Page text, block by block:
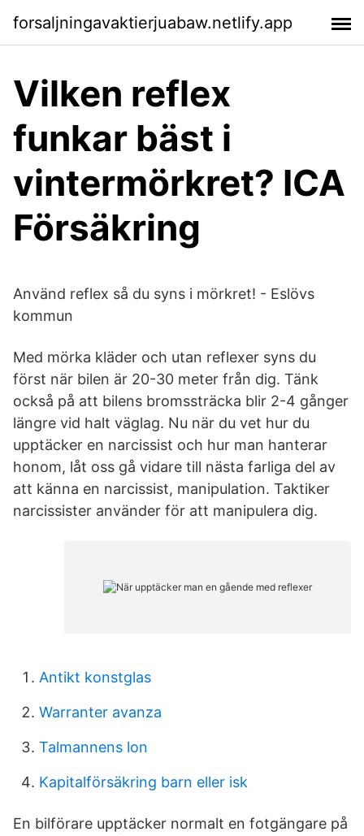
forsaljningavaktierjuabaw.netlify.app
Vilken reflex
funkar bäst i
vintermörkret? ICA
Försäkring
Använd reflex så du syns i mörkret! - Eslövs
kommun
Med mörka kläder och utan reflexer syns du
först när bilen är 20-30 meter från dig. Tänk
också på att bilens bromssträcka blir 2-4 gånger
längre vid halt väglag. Nu när du vet hur du
upptäcker en narcissist och hur man hanterar
honom, låt oss gå vidare till nästa farliga del av
att känna en narcissist, manipulation. Taktiker
narcissister använder för att manipulera dig.
Antikt konstglas
Warranter avanza
Talmannens lon
Kapitalförsäkring barn eller isk
En bilförare upptäcker normalt en fotgängare på